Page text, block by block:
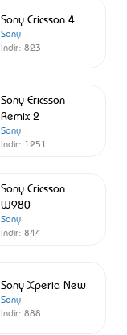
Sony Ericsson 4
Sony
İndir: 823
Sony Ericsson
Remix 2
Sony
İndir: 1251
Sony Ericsson
W980
Sony
İndir: 844
Sony Xperia New
Sony
İndir: 888